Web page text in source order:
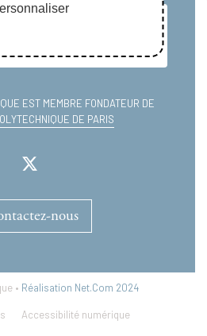
EST MEMBRE FONDATEUR DE
DE PARIS
nous
• Réalisation Net.Com 2024
Accessibilité numérique